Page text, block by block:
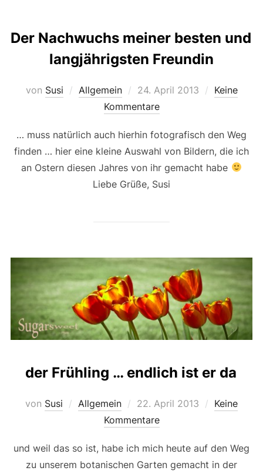
Der Nachwuchs meiner besten und
langjährigsten Freundin
von Susi Allgemein
Veröffentlicht
am
24. April 2013
Keine
Kommentare
… muss natürlich auch hierhin fotografisch den Weg
finden … hier eine kleine Auswahl von Bildern, die ich
an Ostern diesen Jahres von ihr gemacht habe
Liebe Grüße, Susi
der Frühling … endlich ist er da
von Susi Allgemein
Veröffentlicht
am
22. April 2013
Keine
Kommentare
und weil das so ist, habe ich mich heute auf den Weg
zu unserem botanischen Garten gemacht in der